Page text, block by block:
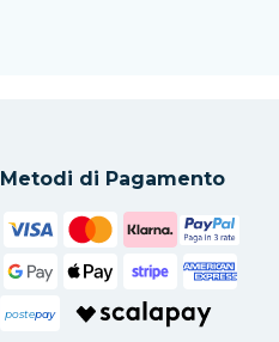
Metodi di Pagamento
postepay